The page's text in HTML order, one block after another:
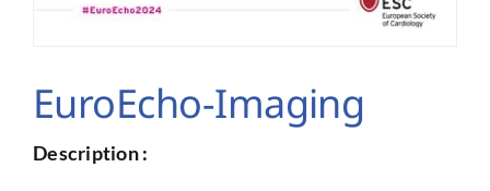
EuroEcho-Imaging
Description :